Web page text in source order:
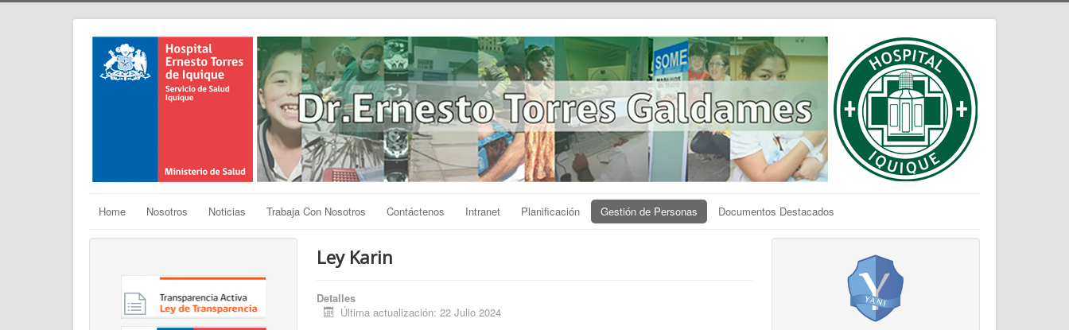
Home Nosotros Noticias Trabaja Con Nosotros Contáctenos Intranet Planificación Gestión de Personas Documentos Destacados
Ley Karin
Detalles
Última actualización: 22 Julio 2024